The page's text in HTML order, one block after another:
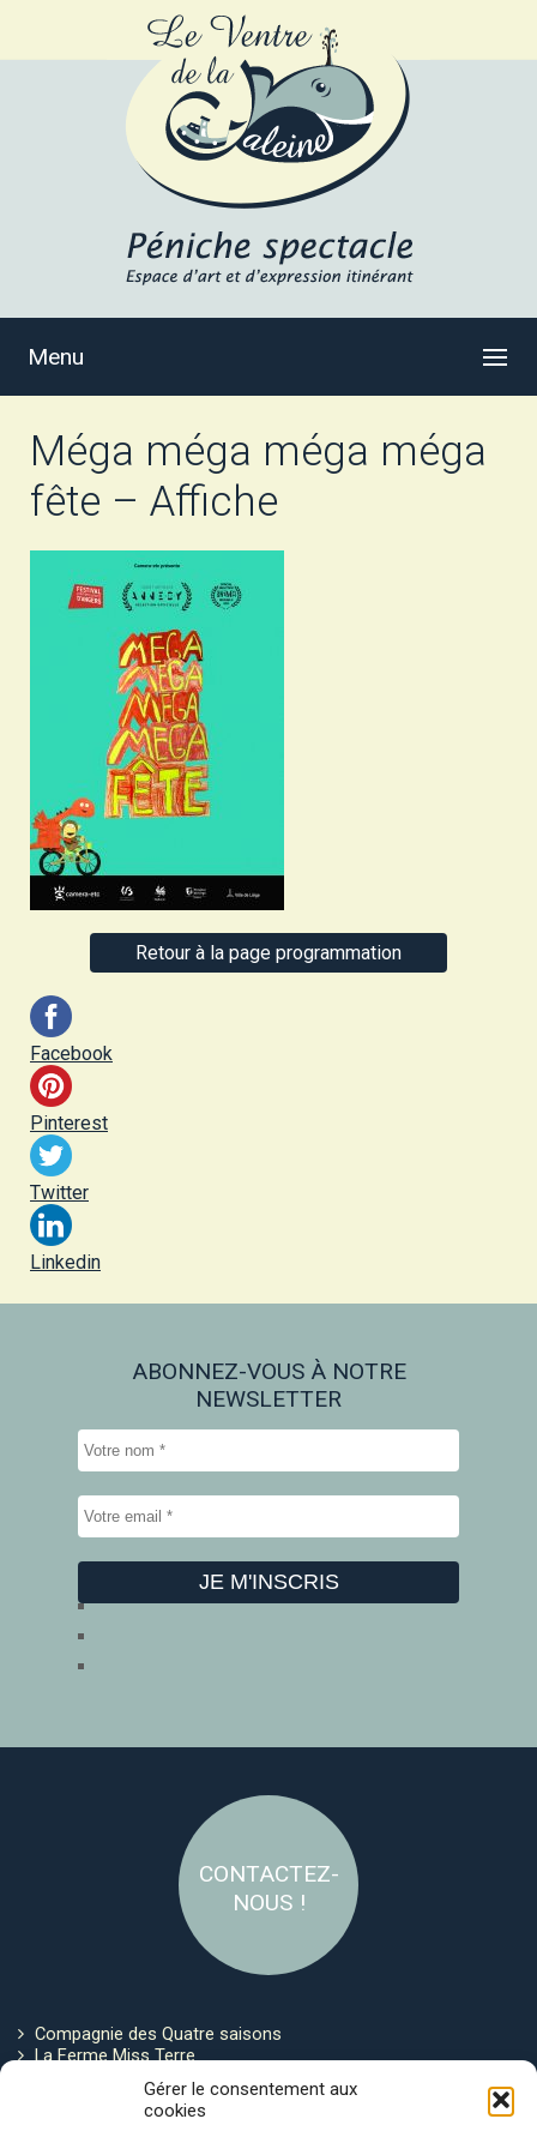
Gérer le consentement aux
cookies
Menu
Méga méga méga méga
fête – Affiche
Retour à la page programmation
Facebook
Pinterest
Twitter
Linkedin
ABONNEZ-VOUS À NOTRE
NEWSLETTER
CONTACTEZ-
NOUS !
Compagnie des Quatre saisons
La Ferme Miss Terre
Politique de cookies